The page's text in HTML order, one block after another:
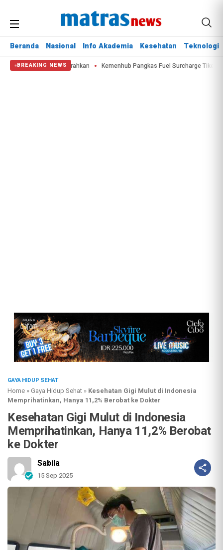
Beranda Nasional Info Akademia Kesehatan Teknologi
BREAKING NEWS
Bombing Dikerahkan Kemenhub Pangkas Fuel Surcharge Tiket
GAYA HIDUP SEHAT
Home »Gaya Hidup Sehat » Kesehatan Gigi Mulut di Indonesia
Memprihatinkan, Hanya 11,2% Berobat ke Dokter
Kesehatan Gigi Mulut di Indonesia
Memprihatinkan, Hanya 11,2% Berobat
ke Dokter
Sabila
15 Sep 2025